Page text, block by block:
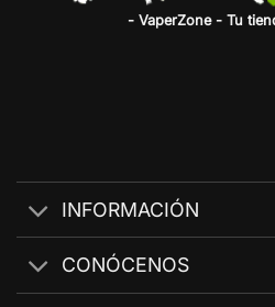
- VaperZone - Tu
INFORMACIÓN
CONÓCENOS